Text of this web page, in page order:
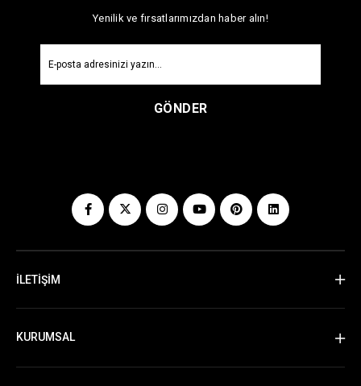
Yenilik ve fırsatlarımızdan haber alın!
GÖNDER
İLETİŞİM
KURUMSAL